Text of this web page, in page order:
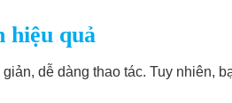
hiệu quả
dễ dàng thao tác. Tuy